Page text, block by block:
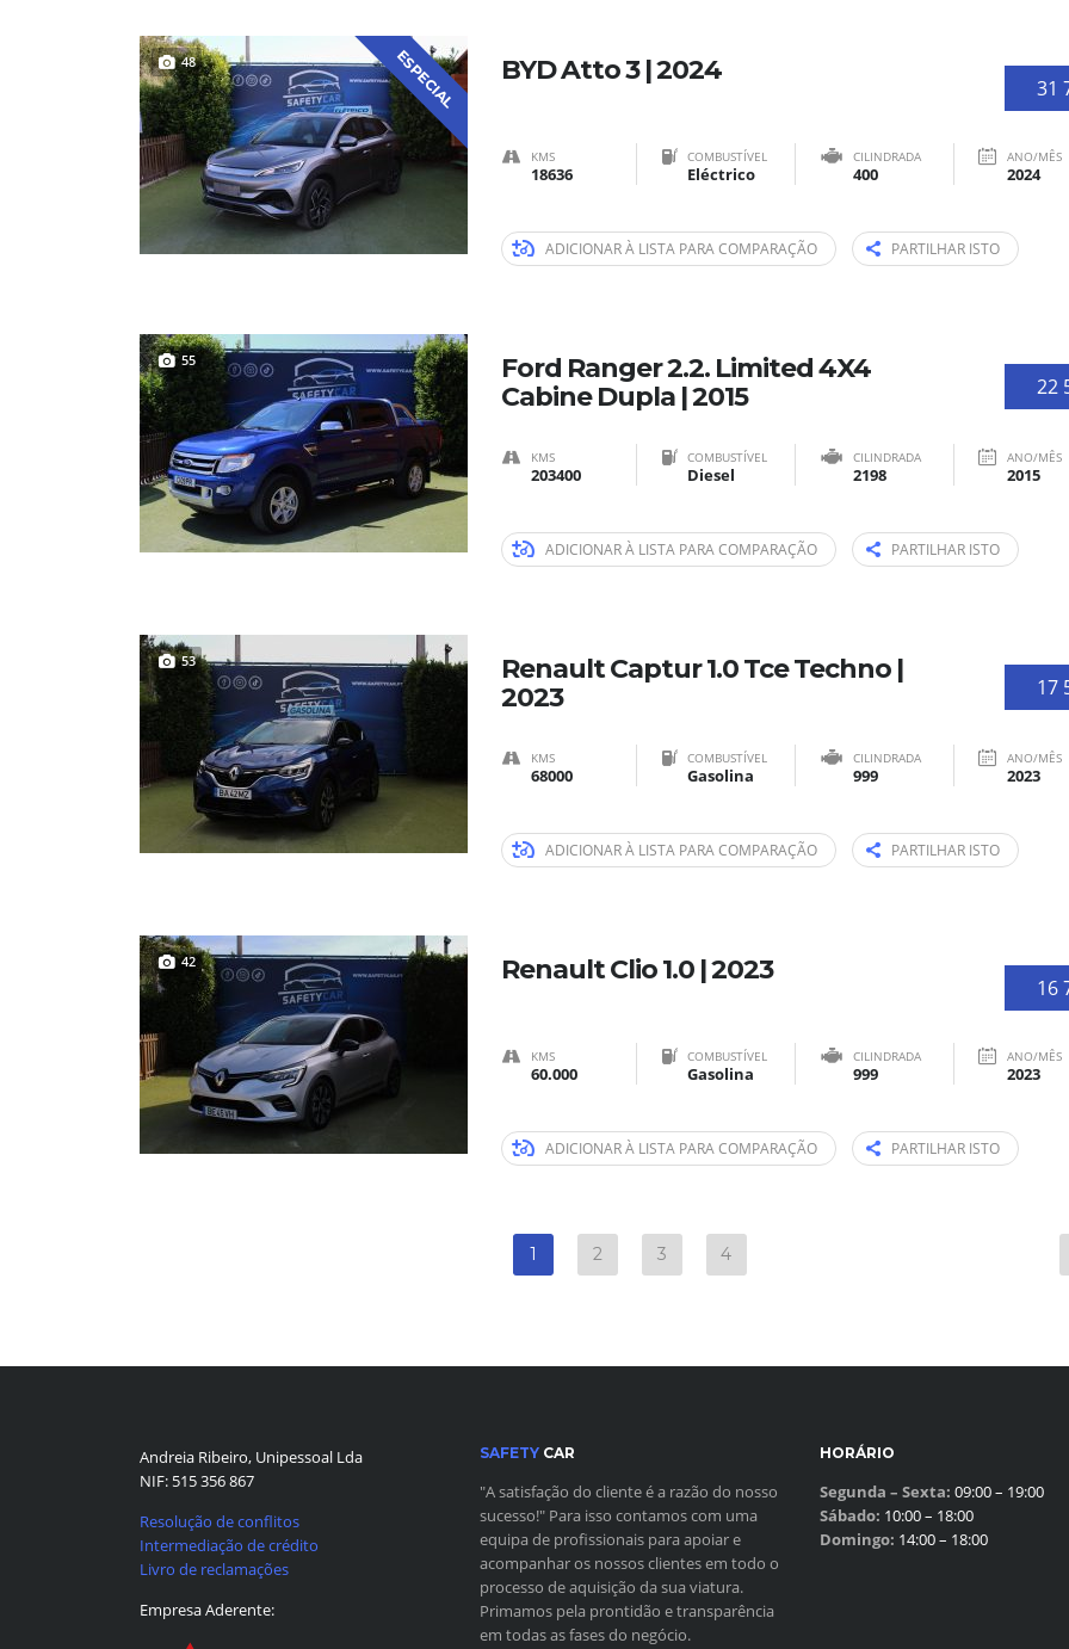
48 ESPECIAL 31
BYD Atto 3 | 2024
KMS
18636
COMBUSTÍVEL
Eléctrico
CILINDRADA
400
ANO/MÊS
2024
ADICIONAR À LISTA PARA COMPARAÇÃO PARTILHAR ISTO
55
22
Ford Ranger 2.2. Limited 4X4
Cabine Dupla | 2015
KMS
203400
COMBUSTÍVEL
Diesel
CILINDRADA
2198
ANO/MÊS
2015
ADICIONAR À LISTA PARA COMPARAÇÃO PARTILHAR ISTO
53
17
Renault Captur 1.0 Tce Techno |
2023
KMS
68000
COMBUSTÍVEL
Gasolina
CILINDRADA
999
ANO/MÊS
2023
ADICIONAR À LISTA PARA COMPARAÇÃO PARTILHAR ISTO
42
16
Renault Clio 1.0 | 2023
KMS
60.000
COMBUSTÍVEL
Gasolina
CILINDRADA
999
ANO/MÊS
2023
ADICIONAR À LISTA PARA COMPARAÇÃO PARTILHAR ISTO
1 2 3 4
Andreia Ribeiro, Unipessoal Lda
NIF: 515 356 867
Resolução de conflitos
Intermediação de crédito
Livro de reclamações
Empresa Aderente:
SAFETY CAR
"A satisfação do cliente é a razão do nosso
sucesso!" Para isso contamos com uma
equipa de profissionais para apoiar e
acompanhar os nossos clientes em todo o
processo de aquisição da sua viatura.
Primamos pela prontidão e transparência
em todas as fases do negócio.
HORÁRIO
Segunda – Sexta: 09:00 – 19:00
Sábado: 10:00 – 18:00
Domingo: 14:00 – 18:00